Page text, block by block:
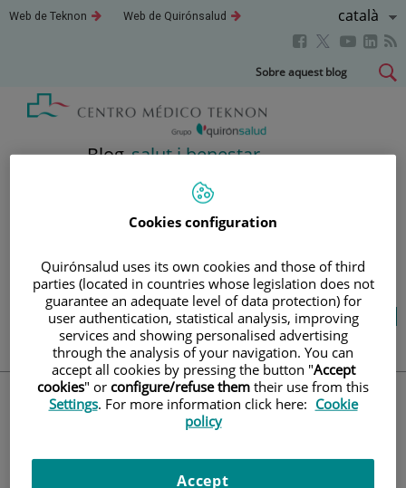
Saltar al contingut
contingut
Web de Teknon AquestWeb de Quirónsalud Aquest
Actiu
Català
Aquest
s'obrirà
nova.
Aquest
enllaç
s'obrirà
Aquest
enllaç
s'obrirà
nova.
Sobre aquest blog
Blog salut i benestar
LA TEVA SALUT ÉS EL QUE
COMPTA
Salut de l’A a la Z Vida saludable
Cuida’t
Actualitat
Cookies configuration
Quirónsalud uses its own cookies and those of third
parties (located in countries whose legislation does not
guarantee an adequate level of data protection) for
user authentication, statistical analysis, improving
services and showing personalised advertising
through the analysis of your navigation. You can
accept all cookies by pressing the button "Accept
cookies" or configure/refuse them their use from this
Settings. For more information click here: Cookie
policy
Accept